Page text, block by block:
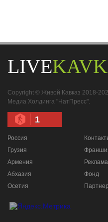
LIVE
Copyright © Живой Кавказ 2018-
Медиа Холдинга "НатПресс".
1
Россия
Грузия
Армения
Абхазия
Осетия
Реклама
Фонд